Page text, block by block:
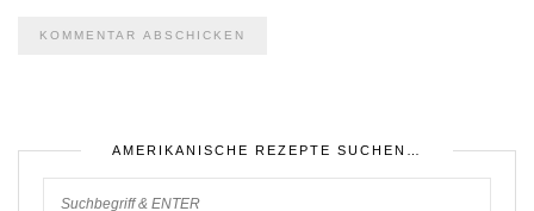
AMERIKANISCHE REZEPTE SUCHEN…